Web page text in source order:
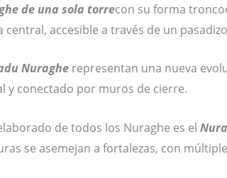
de una sola torrecon su forma
central, accesible a través de un
Nuraghe representan una nueva
y conectado por muros de cierre.
de todos los Nuraghe es el
se asemejan a fortalezas, con